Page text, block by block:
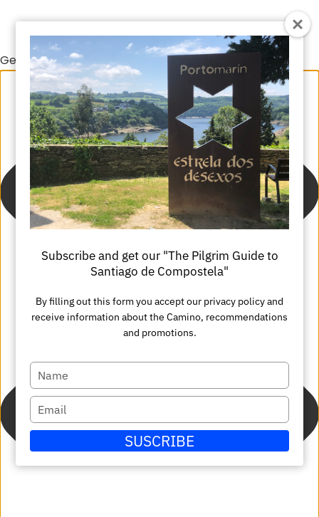
Gestionar el consentimiento de las cookies
Subscribe and get our "The Pilgrim Guide to
Santiago de Compostela"
By filling out this form you accept our privacy policy and
receive information about the Camino, recommendations
and promotions.
Escriba
su
nombre
Escriba
su
correo
electrónico
SUSCRIBE